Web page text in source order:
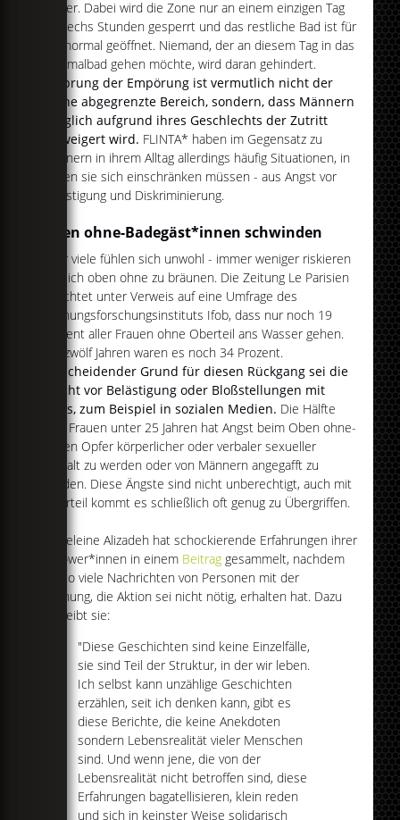
immer. Dabei wird die Zone nur an einem einzigen Tag
für sechs Stunden gesperrt und das restliche Bad ist für
alle normal geöffnet. Niemand, der an diesem Tag in das
Thermalbad gehen möchte, wird daran gehindert.
Ursprung der Empörung ist vermutlich nicht der
kleine abgegrenzte Bereich, sondern, dass Männern
lediglich aufgrund ihres Geschlechts der Zutritt
verweigert wird. FLINTA* haben im Gegensatz zu
Männern in ihrem Alltag allerdings häufig Situationen, in
denen sie sich einschränken müssen - aus Angst vor
Belästigung und Diskriminierung.
Oben ohne-Badegäst*innen schwinden
Sehr viele fühlen sich unwohl - immer weniger riskieren
es, sich oben ohne zu bräunen. Die Zeitung Le Parisien
berichtet unter Verweis auf eine Umfrage des
Meinungsforschungsinstituts Ifob, dass nur noch 19
Prozent aller Frauen ohne Oberteil ans Wasser gehen.
Vor zwölf Jahren waren es noch 34 Prozent.
Entscheidender Grund für diesen Rückgang sei die
Furcht vor Belästigung oder Bloßstellungen mit
Fotos, zum Beispiel in sozialen Medien. Die Hälfte
aller Frauen unter 25 Jahren hat Angst beim Oben ohne-
Baden Opfer körperlicher oder verbaler sexueller
Gewalt zu werden oder von Männern angegafft zu
werden. Diese Ängste sind nicht unberechtigt, auch mit
Oberteil kommt es schließlich oft genug zu Übergriffen.
Madeleine Alizadeh hat schockierende Erfahrungen ihrer
Follower*innen in einem Beitrag gesammelt, nachdem
sie so viele Nachrichten von Personen mit der
Meinung, die Aktion sei nicht nötig, erhalten hat. Dazu
schreibt sie:
"Diese Geschichten sind keine Einzelfälle,
sie sind Teil der Struktur, in der wir leben.
Ich selbst kann unzählige Geschichten
erzählen, seit ich denken kann, gibt es
diese Berichte, die keine Anekdoten
sondern Lebensrealität vieler Menschen
sind. Und wenn jene, die von der
Lebensrealität nicht betroffen sind, diese
Erfahrungen bagatellisieren, klein reden
und sich in keinster Weise solidarisch